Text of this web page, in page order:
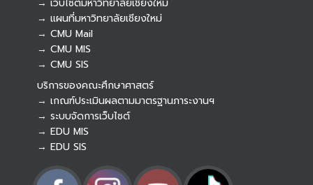
→ เว็บไซต์มหาวิทยาลัยเชียงใหม่
→ แผนที่มหาวิทยาลัยเชียงใหม่
→ CMU Mail
→ CMU MIS
→ CMU SIS
บริการของคณะศึกษาศาสตร์
→ เกณฑ์ประเมินผลตามมาตรฐานภาระงานฯ
→ ระบบจัดการเว็บไซต์
→ EDU MIS
→ EDU SIS
Botnoi Assistant
Connecting…